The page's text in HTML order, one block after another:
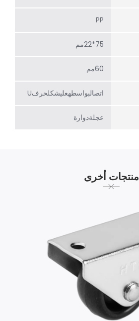
PP
75*22مم
60مم
اتصالبواسطهعلیشکلحرفU
عجلةدوارة
منتجات أخرى